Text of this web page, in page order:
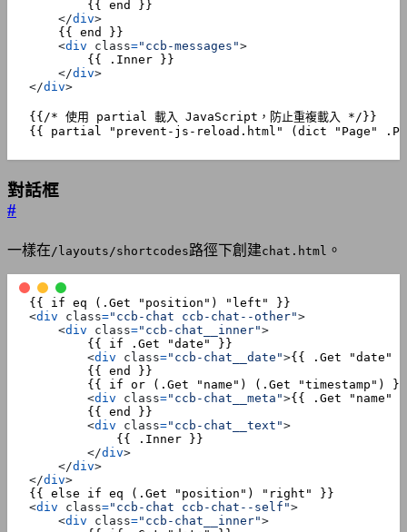
</div>
<div class="ccb-messages">
</div>
</div>
{{ partial "prevent-js-reload.html" (dict "Page"
對話框
#
一樣在/layouts/shortcodes路徑下創建chat.html 。
<div class="ccb-chat ccb-chat--other">
<div class="ccb-chat__inner">
<div class="ccb-chat__date">{{ .Get "date"
<div class="ccb-chat__meta">{{ .Get "name"
<div class="ccb-chat__text">
</div>
</div>
</div>
<div class="ccb-chat ccb-chat--self">
<div class="ccb-chat__inner">